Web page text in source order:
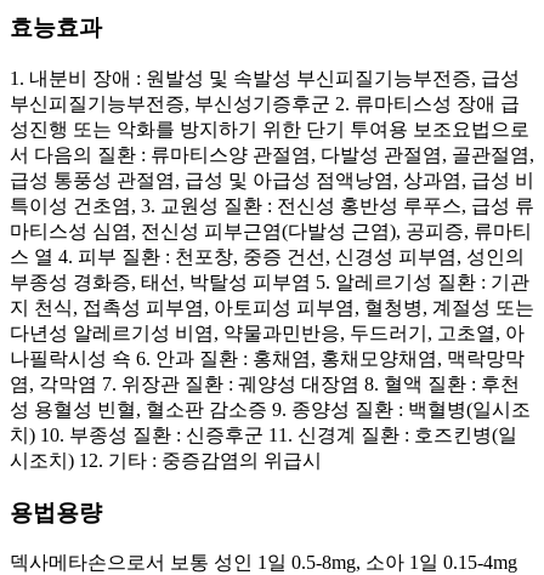
효능효과
1. 내분비 장애 : 원발성 및 속발성 부신피질기능부전증, 급성
부신피질기능부전증, 부신성기증후군 2. 류마티스성 장애 급
성진행 또는 악화를 방지하기 위한 단기 투여용 보조요법으로
서 다음의 질환 : 류마티스양 관절염, 다발성 관절염, 골관절염,
급성 통풍성 관절염, 급성 및 아급성 점액낭염, 상과염, 급성 비
특이성 건초염, 3. 교원성 질환 : 전신성 홍반성 루푸스, 급성 류
마티스성 심염, 전신성 피부근염(다발성 근염), 공피증, 류마티
스 열 4. 피부 질환 : 천포창, 중증 건선, 신경성 피부염, 성인의
부종성 경화증, 태선, 박탈성 피부염 5. 알레르기성 질환 : 기관
지 천식, 접촉성 피부염, 아토피성 피부염, 혈청병, 계절성 또는
다년성 알레르기성 비염, 약물과민반응, 두드러기, 고초열, 아
나필락시성 쇽 6. 안과 질환 : 홍채염, 홍채모양채염, 맥락망막
염, 각막염 7. 위장관 질환 : 궤양성 대장염 8. 혈액 질환 : 후천
성 용혈성 빈혈, 혈소판 감소증 9. 종양성 질환 : 백혈병(일시조
치) 10. 부종성 질환 : 신증후군 11. 신경계 질환 : 호즈킨병(일
시조치) 12. 기타 : 중증감염의 위급시
용법용량
덱사메타손으로서 보통 성인 1일 0.5-8mg, 소아 1일 0.15-4mg